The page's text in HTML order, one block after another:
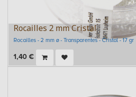
Rocailles 2 mm Cristal
Rocailles - 2 mm ø - Transparentes - Cristal - 17 gr
1,40 €